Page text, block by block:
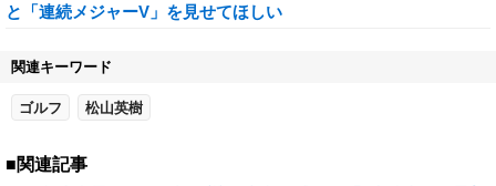
と「連続メジャーV」を見せてほしい
関連キーワード
ゴルフ 松山英樹
■関連記事